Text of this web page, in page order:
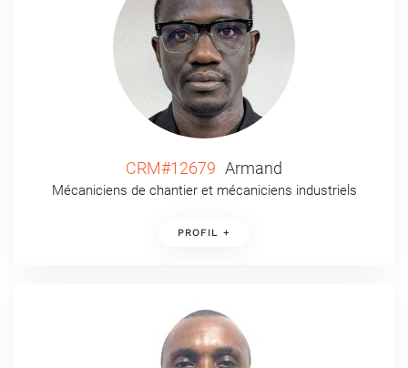
CRM#12679 Armand
Mécaniciens de chantier et mécaniciens industriels
PROFIL +